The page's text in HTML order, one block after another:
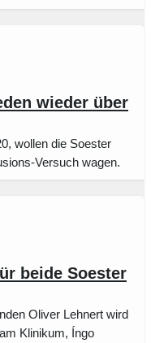
wieder über
wollen die Soester
Versuch wagen.
beide Soester
Oliver Lehnert wird
Klinikum, Íngo